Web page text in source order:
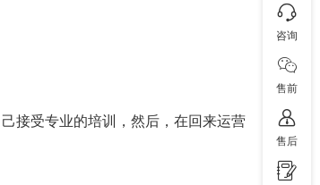
接受专业的培训，然后，在回来运营
咨询
售前
售后